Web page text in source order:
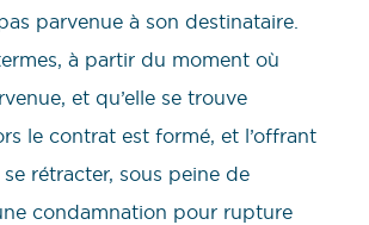
parvenue à son destinataire.
à partir du moment où
et qu’elle se trouve
le contrat est formé, et l’offrant
rétracter, sous peine de
condamnation pour rupture